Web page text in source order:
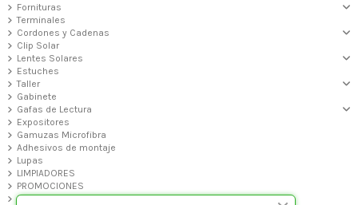
Fornituras
Terminales
Cordones y Cadenas
Clip Solar
Lentes Solares
Estuches
Taller
Gabinete
Gafas de Lectura
Expositores
Gamuzas Microfibra
Adhesivos de montaje
Lupas
LIMPIADORES
PROMOCIONES
PREMONTADAS GALP